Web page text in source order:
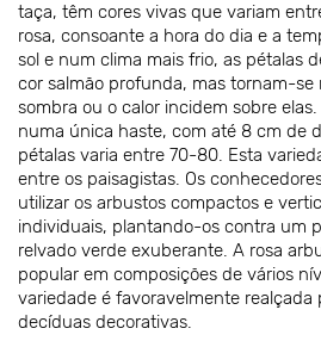
taça, têm cores vivas que variam
rosa, consoante a hora do dia e a
sol e num clima mais frio, as pétalas
cor salmão profunda, mas tornam-se
sombra ou o calor incidem sobre
numa única haste, com até 8 cm de
pétalas varia entre 70-80. Esta
entre os paisagistas. Os
utilizar os arbustos compactos e
individuais, plantando-os contra um
relvado verde exuberante. A rosa
popular em composições de vários
variedade é favoravelmente realçada
decíduas decorativas.